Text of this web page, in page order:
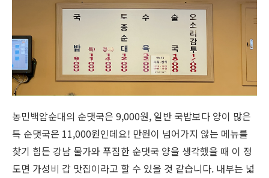
농민백암순대의 순댓국은 9,000원, 일반 국밥보다 양이 많은
특 순댓국은 11,000원인데요! 만원이 넘어가지 않는 메뉴를
찾기 힘든 강남 물가와 푸짐한 순댓국 양을 생각했을 때 이 정
도면 가성비 갑 맛집이라고 할 수 있을 것 같습니다. 내부는 넓